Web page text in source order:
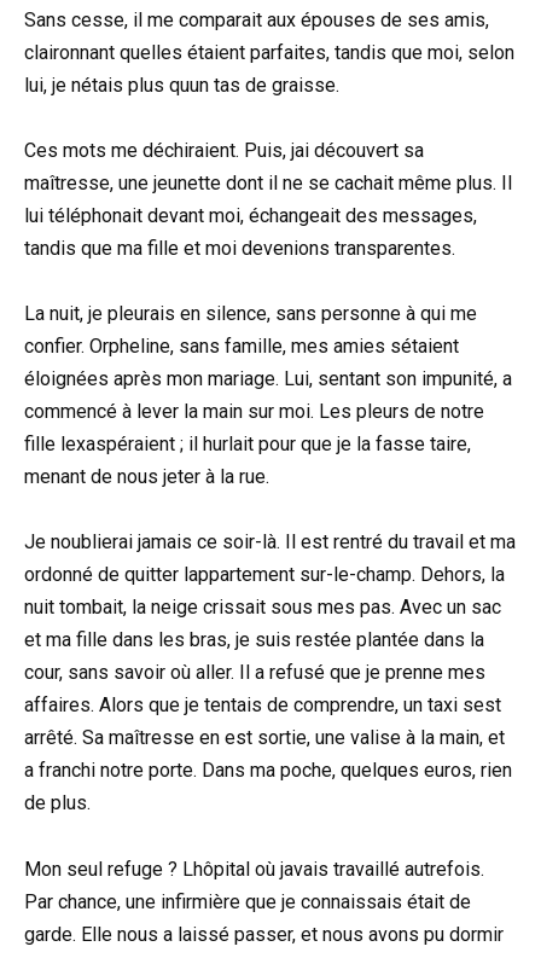
Sans cesse, il me comparait aux épouses de ses amis,
claironnant quelles étaient parfaites, tandis que moi, selon
lui, je nétais plus quun tas de graisse.
Ces mots me déchiraient. Puis, jai découvert sa
maîtresse, une jeunette dont il ne se cachait même plus. Il
lui téléphonait devant moi, échangeait des messages,
tandis que ma fille et moi devenions transparentes.
La nuit, je pleurais en silence, sans personne à qui me
confier. Orpheline, sans famille, mes amies sétaient
éloignées après mon mariage. Lui, sentant son impunité, a
commencé à lever la main sur moi. Les pleurs de notre
fille lexaspéraient ; il hurlait pour que je la fasse taire,
menant de nous jeter à la rue.
Je noublierai jamais ce soir-là. Il est rentré du travail et ma
ordonné de quitter lappartement sur-le-champ. Dehors, la
nuit tombait, la neige crissait sous mes pas. Avec un sac
et ma fille dans les bras, je suis restée plantée dans la
cour, sans savoir où aller. Il a refusé que je prenne mes
affaires. Alors que je tentais de comprendre, un taxi sest
arrêté. Sa maîtresse en est sortie, une valise à la main, et
a franchi notre porte. Dans ma poche, quelques euros, rien
de plus.
Mon seul refuge ? Lhôpital où javais travaillé autrefois.
Par chance, une infirmière que je connaissais était de
garde. Elle nous a laissé passer, et nous avons pu dormir